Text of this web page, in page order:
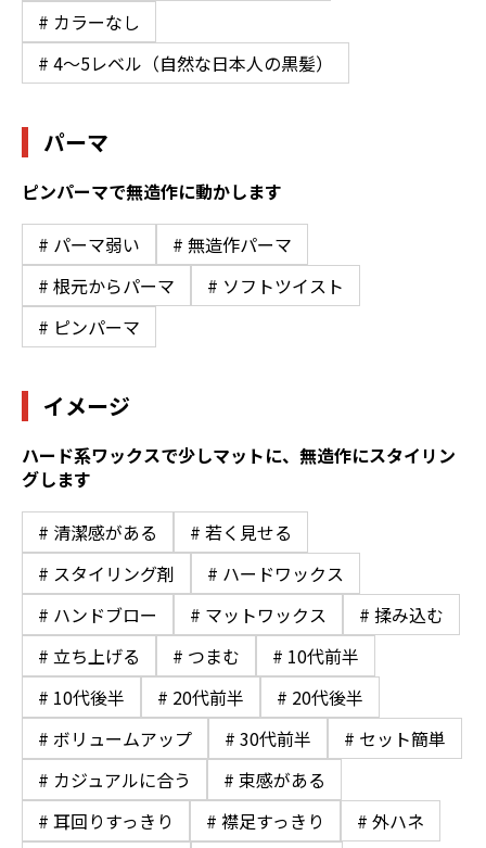
# カラーなし
# 4〜5レベル（自然な日本人の黒髪）
パーマ
ピンパーマで無造作に動かします
# パーマ弱い
# 無造作パーマ
# 根元からパーマ
# ソフトツイスト
# ピンパーマ
イメージ
ハード系ワックスで少しマットに、無造作にスタイリン
グします
# 清潔感がある
# 若く見せる
# スタイリング剤
# ハードワックス
# ハンドブロー
# マットワックス
# 揉み込む
# 立ち上げる
# つまむ
# 10代前半
# 10代後半
# 20代前半
# 20代後半
# ボリュームアップ
# 30代前半
# セット簡単
# カジュアルに合う
# 束感がある
# 耳回りすっきり
# 襟足すっきり
# 外ハネ